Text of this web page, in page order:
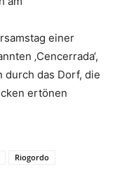
einer
‚Cencerrada‘,
durch das Dorf, die
ertönen
Riogordo